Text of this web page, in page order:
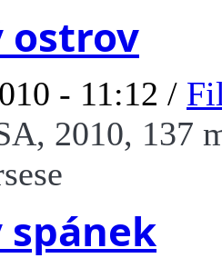
ostrov
- 11:12 /
2010, 137